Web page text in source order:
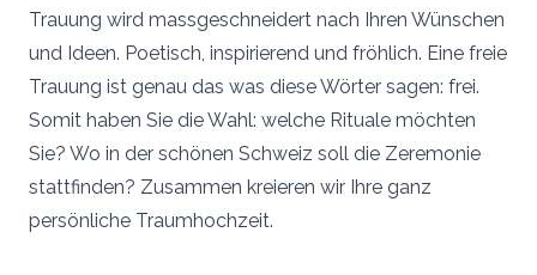
Trauung wird massgeschneidert nach Ihren Wünschen
und Ideen. Poetisch, inspirierend und fröhlich. Eine freie
Trauung ist genau das was diese Wörter sagen: frei.
Somit haben Sie die Wahl: welche Rituale möchten
Sie? Wo in der schönen Schweiz soll die Zeremonie
stattfinden? Zusammen kreieren wir Ihre ganz
persönliche Traumhochzeit.